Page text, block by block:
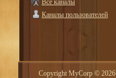
Все каналы
Каналы пользователей
Copyright MyCorp © 2026